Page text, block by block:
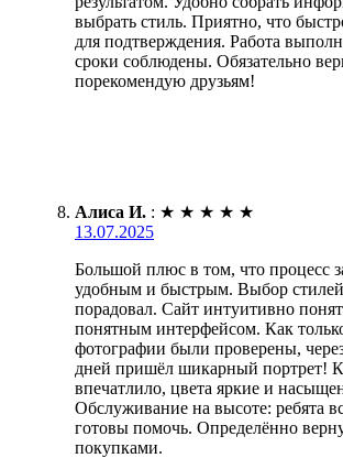
выбрать стиль. Приятно, что
для подтверждения. Работа
сроки соблюдены. Обязательно
порекомендую друзьям!
Алиса И. : ★ ★ ★ ★ ★
13.07.2025
Большой плюс в том, что процесс
удобным и быстрым. Выбор
порадовал. Сайт интуитивно
понятным интерфейсом. Как
фотографии были проверены,
дней пришёл шикарный портрет!
впечатлило, цвета яркие и
Обслуживание на высоте: ребята
готовы помочь. Определённо
покупками.